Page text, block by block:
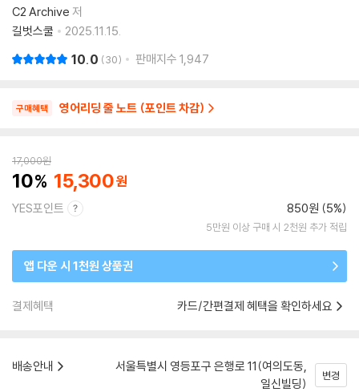
C2 Archive 저
길벗스쿨
2025.11.15.
10.0 30 판매지수 1,947
구매혜택 영어리딩 줄 노트 (포인트 차감)
17,000원
10 15,300
YES포인트 850원 (5%)
5만원 이상 구매 시 2천원 추가 적립
앱 다운 시 1천원 상품권
결제혜택 카드/간편결제 혜택을 확인하세요
배송안내
서울특별시 영등포구 은행로 11(여의도동,
일신빌딩)
변경